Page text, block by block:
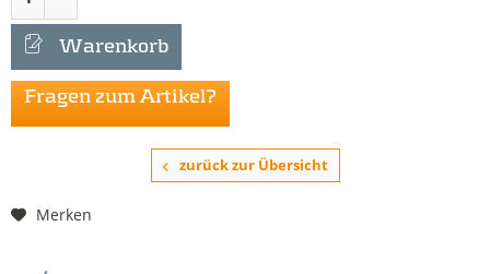
Warenkorb
Fragen zum Artikel?
zurück zur Übersicht
Merken